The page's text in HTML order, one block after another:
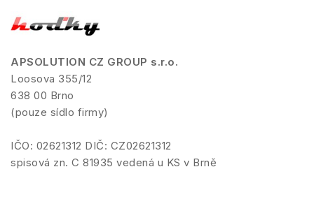
APSOLUTION CZ GROUP s.r.o.
Loosova 355/12
638 00 Brno
(pouze sídlo firmy)
IČO: 02621312 DIČ: CZ02621312
spisová zn. C 81935 vedená u KS v Brně